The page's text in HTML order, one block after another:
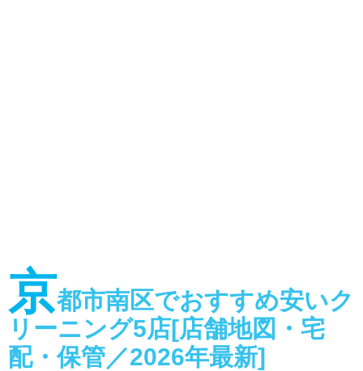
京都市南区でおすすめ安いク
リーニング5店[店舗地図・宅
配・保管／2026年最新]